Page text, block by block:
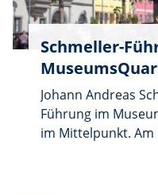
Schmeller-
Johann Andreas
Führung im
im Mittelpunkt. Am